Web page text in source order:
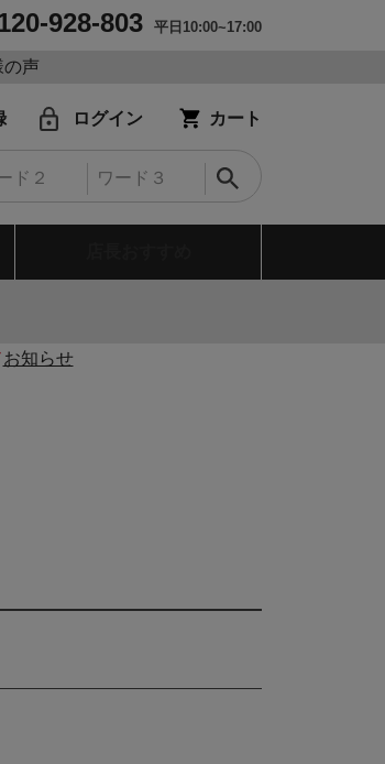
928-803 平日10:00~17:00
の声
ログイン カート
お知らせ